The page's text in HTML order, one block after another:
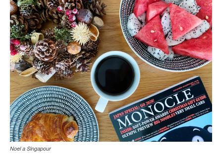
Noel a Singapour